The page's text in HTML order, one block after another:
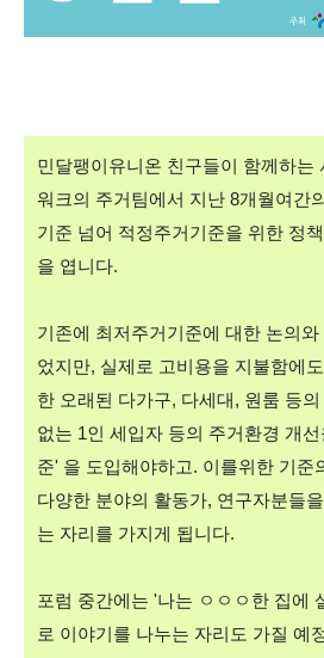
민달팽이유니온 친구들이 함께하는
워크의 주거팀에서 지난 8개월여간
기준 넘어 적정주거기준을 위한 정
을 엽니다.
기존에 최저주거기준에 대한 논의와
었지만, 실제로 고비용을 지불함에
한 오래된 다가구, 다세대, 원룸 등
없는 1인 세입자 등의 주거환경 개선
준' 을 도입해야하고. 이를위한 기준
다양한 분야의 활동가, 연구자분들
는 자리를 가지게 됩니다.
포럼 중간에는 '나는 ㅇㅇㅇ한 집에
로 이야기를 나누는 자리도 가질 예